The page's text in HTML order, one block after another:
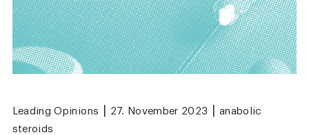
Leading Opinions 27. November 2023
anabolic
steroids